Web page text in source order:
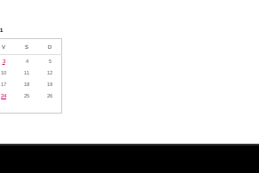
V S D
3 4
5
10 11
12
17 18
19
24 25
26